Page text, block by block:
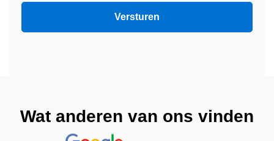
Wat anderen van ons vinden